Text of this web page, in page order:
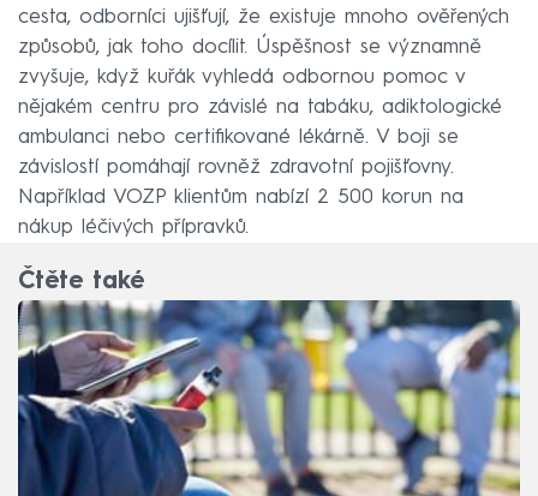
cesta, odborníci ujišťují, že existuje mnoho ověřených
způsobů, jak toho docílit. Úspěšnost se významně
zvyšuje, když kuřák vyhledá odbornou pomoc v
nějakém centru pro závislé na tabáku, adiktologické
ambulanci nebo certifikované lékárně. V boji se
závislostí pomáhají rovněž zdravotní pojišťovny.
Například VOZP klientům nabízí 2 500 korun na
nákup léčivých přípravků.
Čtěte také